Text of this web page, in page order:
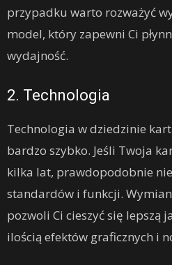
przypadku warto rozważyć
model, który zapewni Ci
wydajność.
2. Technologia
Technologia w dziedzinie
bardzo szybko. Jeśli Twoja
kilka lat, prawdopodobnie
standardów i funkcji.
pozwoli Ci cieszyć się lepszą
ilością efektów graficznych i